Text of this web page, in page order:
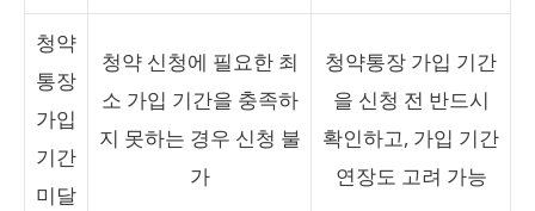
청약
통장
가입
기간
미달
청약 신청에 필요한 최
소 가입 기간을 충족하
지 못하는 경우 신청 불
가
청약통장 가입 기간
을 신청 전 반드시
확인하고, 가입 기간
연장도 고려 가능